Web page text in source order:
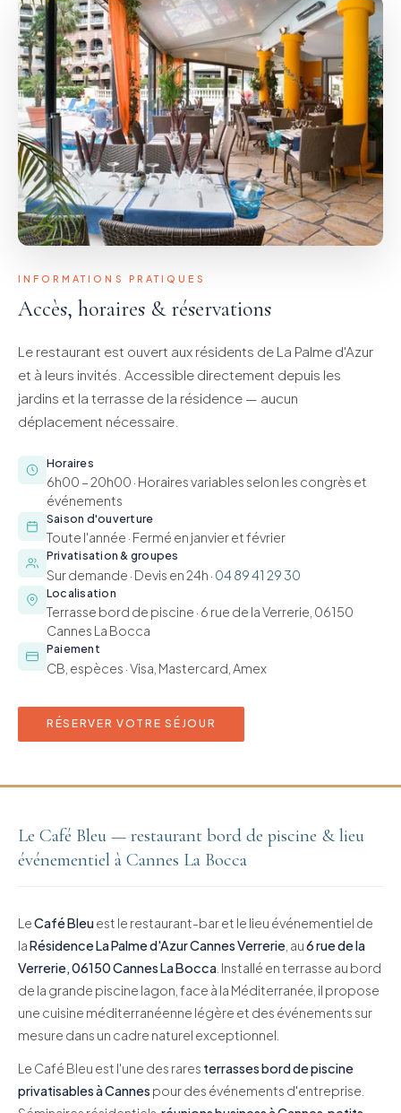
INFORMATIONS PRATIQUES
Accès, horaires & réservations
Le restaurant est ouvert aux résidents de La Palme d'Azur
et à leurs invités. Accessible directement depuis les
jardins et la terrasse de la résidence — aucun
déplacement nécessaire.
Horaires
6h00 – 20h00 · Horaires variables selon les congrès et
événements
Saison d'ouverture
Toute l'année · Fermé en janvier et février
Privatisation & groupes
Sur demande · Devis en 24h · 04 89 41 29 30
Localisation
Terrasse bord de piscine · 6 rue de la Verrerie, 06150
Cannes La Bocca
Paiement
CB, espèces · Visa, Mastercard, Amex
RÉSERVER VOTRE SÉJOUR
Le Café Bleu — restaurant bord de piscine & lieu
événementiel à Cannes La Bocca
LeCafé Bleuest le restaurant-bar et le lieu événementiel de
laRésidence La Palme d'Azur Cannes Verrerie , au6 rue de la
Verrerie, 06150 Cannes La Bocca . Installé en terrasse au bord
de la grande piscine lagon, face à la Méditerranée, il propose
une cuisine méditerranéenne légère et des événements sur
mesure dans un cadre naturel exceptionnel.
Le Café Bleu est l'une des rares terrasses bord de piscine
privatisables à Cannes pour des événements d'entreprise.